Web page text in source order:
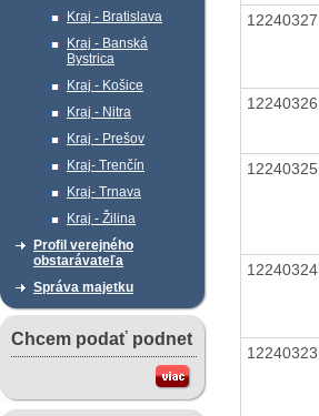
Kraj - Bratislava
Kraj - Banská
Bystrica
Kraj - Košice
Kraj - Nitra
Kraj - Prešov
Kraj- Trenčín
Kraj- Trnava
Kraj - Žilina
Profil verejného
obstarávateľa
Správa majetku
Chcem podať podnet
12240327
12240326
12240325
12240324
12240323